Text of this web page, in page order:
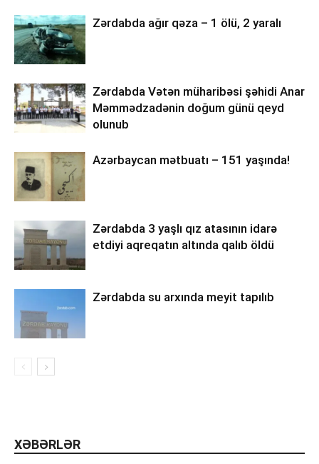
Zərdabda ağır qəza – 1 ölü, 2 yaralı
Zərdabda Vətən müharibəsi şəhidi Anar
Məmmədzadənin doğum günü qeyd
olunub
Azərbaycan mətbuatı – 151 yaşında!
Zərdabda 3 yaşlı qız atasının idarə
etdiyi aqreqatın altında qalıb öldü
Zərdabda su arxında meyit tapılıb
XƏBƏRLƏR